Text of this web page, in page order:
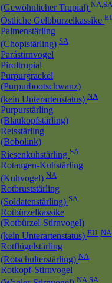
(Gewöhnlicher Trupial) NA,SA
Östliche Gelbbürzelkassike
Palmenstärling
(Chopistärling) SA
Parástirnvogel
Piroltrupial
Purpurgrackel
(Purpurbootschwanz)
(kein Unterartenstatus) NA
Purpurstärling
(Blaukopfstärling)
Reisstärling
(Bobolink)
Riesenkuhstärling SA
Rotaugen-Kuhstärling
(Kuhvogel) NA
Rotbruststärling
(Soldatenstärling) SA
Rotbürzelkassike
(Rotbürzel-Stirnvogel)
(kein Unterartenstatus) EU ,NA
Rotflügelstärling
(Rotschulterstärling) NA
Rotkopf-Stirnvogel
NA,SA